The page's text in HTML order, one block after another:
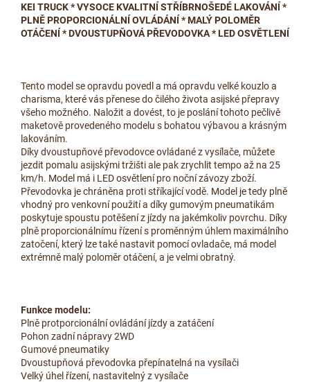
KEI TRUCK * VYSOCE KVALITNÍ STŘÍBRNOŠEDÉ LAKOVÁNÍ *
PLNĚ PROPORCIONÁLNÍ OVLÁDÁNÍ * MALÝ POLOMĚR
OTÁČENÍ * DVOUSTUPŇOVÁ PŘEVODOVKA * LED OSVĚTLENÍ
Tento model se opravdu povedl a má opravdu velké kouzlo a
charisma, které vás přenese do čilého života asijské přepravy
všeho možného. Naložit a dovést, to je poslání tohoto pečlivě
maketově provedeného modelu s bohatou výbavou a krásným
lakováním.
Díky dvoustupňové převodovce ovládané z vysílače, můžete
jezdit pomalu asijskými tržišti ale pak zrychlit tempo až na 25
km/h. Model má i LED osvětlení pro noční závozy zboží.
Převodovka je chráněna proti stříkající vodě. Model je tedy plně
vhodný pro venkovní použití a díky gumovým pneumatikám
poskytuje spoustu potěšení z jízdy na jakémkoliv povrchu. Díky
plně proporcionálnímu řízení s proměnným úhlem maximálního
zatočení, který lze také nastavit pomocí ovladače, má model
extrémně malý poloměr otáčení, a je velmi obratný.
Funkce modelu:
Plně protporcionální ovládání jízdy a zatáčení
Pohon zadní nápravy 2WD
Gumové pneumatiky
Dvoustupňová převodovka přepínatelná na vysílači
Velký úhel řízení, nastavitelný z vysílače